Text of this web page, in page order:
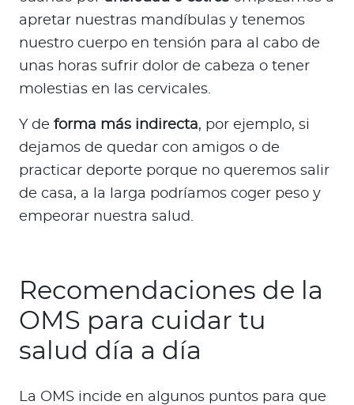
apretar nuestras mandíbulas y tenemos
nuestro cuerpo en tensión para al cabo de
unas horas sufrir dolor de cabeza o tener
molestias en las cervicales.
Y de forma más indirecta, por ejemplo, si
dejamos de quedar con amigos o de
practicar deporte porque no queremos salir
de casa, a la larga podríamos coger peso y
empeorar nuestra salud.
Recomendaciones de la
OMS para cuidar tu
salud día a día
La OMS incide en algunos puntos para que